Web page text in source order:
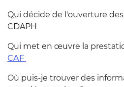
Qui décide de l'ouverture
CDAPH
Qui met en œuvre la
CAF
Où puis-je trouver des